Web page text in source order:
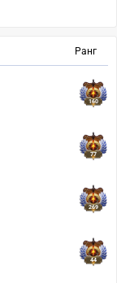
Ранг
160
77
269
44